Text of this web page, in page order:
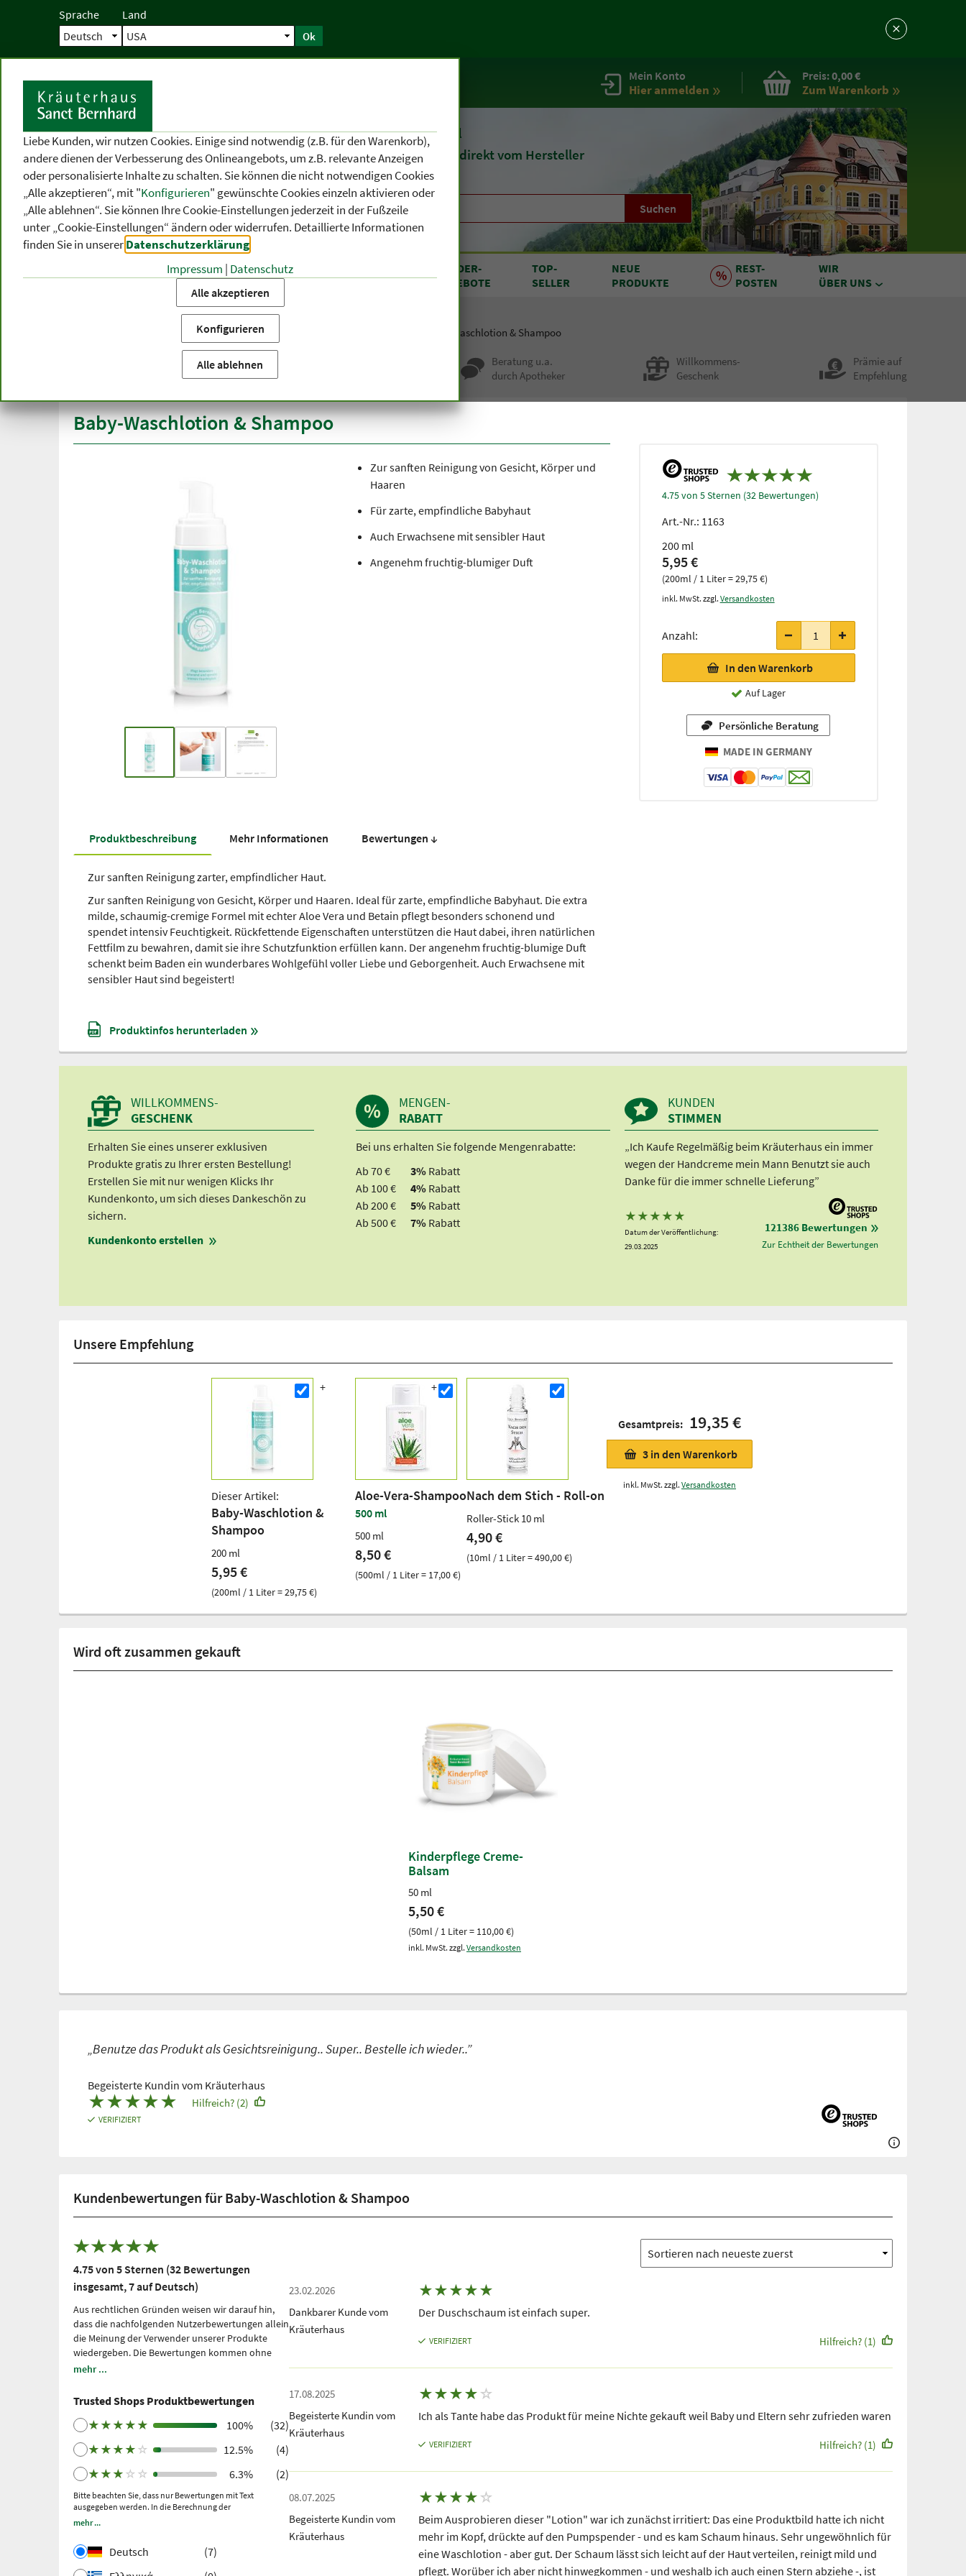
Sprache Land
Ok
Startseite Mein Konto
Hier anmelden
Preis:0,00 €
Zum Warenkorb
Seit 1903Naturheilmittel
undKosmetik direkt vom Hersteller
Suchen
KATEGORIEN
THEMEN-
BEREICHE
VON A BIS Z
SONDER-
ANGEBOTE
TOP-
SELLER
NEUE
PRODUKTE
REST-
POSTEN
WIR
ÜBER UNS
Startseite Produktkategorien
Baby-Waschlotion & Shampoo
Beratung u.a.
durch Apotheker
Willkommens-
Geschenk
Prämie auf
Empfehlung
Baby-Waschlotion & Shampoo
4.75 von 5 Sternen (32 Bewertungen)
Art.-Nr.: 1163
200 ml
5,95 €
(200ml / 1 Liter = 29,75 €)
inkl. MwSt. zzgl. Versandkosten
Anzahl:
In den Warenkorb
Auf Lager
Persönliche Beratung
Zur sanften Reinigung von Gesicht, Körper und
Haaren
Für zarte, empfindliche Babyhaut
Auch Erwachsene mit sensibler Haut
Angenehm fruchtig-blumiger Duft
Produkt­beschreibung Mehr Informationen Bewer­tungen ↓
Zur sanften Reinigung zarter, empfindlicher Haut.
Zur sanften Reinigung von Gesicht, Körper und Haaren. Ideal für zarte, empfindliche Babyhaut. Die extra
milde, schaumig-cremige Formel mit echter Aloe Vera und Betain pflegt besonders schonend und
spendet intensiv Feuchtigkeit. Rückfettende Eigenschaften unterstützen die Haut dabei, ihren natürlichen
Fettfilm zu bewahren, damit sie ihre Schutzfunktion erfüllen kann. Der angenehm fruchtig-blumige Duft
schenkt beim Baden ein wunderbares Wohlgefühl voller Liebe und Geborgenheit. Auch Erwachsene mit
sensibler Haut sind begeistert!
Produktinfos herunterladen
Unsere Empfehlung
Dieser Artikel:
Baby-Waschlotion &
Shampoo
200 ml
5,95 €
(200ml / 1 Liter = 29,75 €)
Aloe-Vera-Shampoo
500 ml
500 ml
8,50 €
(500ml / 1 Liter = 17,00 €)
Nach dem Stich - Roll-on
Roller-Stick 10 ml
4,90 €
(10ml / 1 Liter = 490,00 €)
Gesamtpreis: 19,35 €
3 in den Warenkorb
inkl. MwSt. zzgl. Versandkosten
Wird oft zusammen gekauft
Kinderpflege Creme-
Balsam
50 ml
5,50 €
(50ml / 1 Liter = 110,00 €)
inkl. MwSt. zzgl. Versandkosten
„Benutze das Produkt als Gesichtsreinigung.. Super.. Bestelle ich wieder..”
Begeisterte Kundin vom Kräuterhaus
★★★★★
VERIFIZIERT
Hilfreich? (2)
Kundenbewertungen für Baby-Waschlotion & Shampoo
4.75 von 5 Sternen (32 Bewertungen
insgesamt, 7 auf Deutsch)
Aus rechtlichen Gründen weisen wir darauf hin,
dass die nachfolgenden Nutzerbewertungen allein
die Meinung der Verwender unserer Produkte
wiedergeben. Die Bewertungen kommen ohne
unsere Einflussnahme zustande, wir geben sie
sie uns zu eigen zu machen. Bitte beachten Sie: Es
handelt sich um persönliche, individuelle
Erfahrungen, welche nicht durch Studien belegt
Dienstleister seit 2021 für die Einholung von
Bewertungen. Trusted Shops hat Maßnahmen
getroffen, um sicherzustellen, dass es sich um
echte Bewertungen handelt.Mehr Informationen
Ältere Bewertungen wurden über Trustpilot nach
einem getätigten Kauf und anschließender
mehr ...
Trusted Shops Produktbewertungen
★ ★ ★ ★ ★ 100%
(32)
★ ★ ★ ★ ☆ 12.5%
(4)
★ ★ ★ ☆ ☆ 6.3% (2)
Bitte beachten Sie, dass nur Bewertungen mit Text
ausgegeben werden. In die Berechnung der
Gesamtbewertung fließen auch Sternebewertungen ohne
mehr ...
Deutsch
(7)
23.02.2026
Dankbarer Kunde vom
Kräuterhaus
★★★★★
Der Duschschaum ist einfach super.
VERIFIZIERT Hilfreich? (1)
17.08.2025
Begeisterte Kundin vom
Kräuterhaus
★★★★ ☆
Ich als Tante habe das Produkt für meine Nichte gekauft weil Baby und Eltern sehr zufrieden waren
VERIFIZIERT Hilfreich? (1)
08.07.2025
Begeisterte Kundin vom
Kräuterhaus
★★★★ ☆
Beim Ausprobieren dieser "Lotion" war ich zunächst irritiert: Das eine Produktbild hatte ich nicht
mehr im Kopf, drückte auf den Pumpspender - und es kam Schaum hinaus. Sehr ungewöhnlich für
eine Waschlotion - aber gut. Der Schaum lässt sich leicht auf der Haut verteilen, reinigt mild und
pflegt. Worüber ich aber nicht hinwegkommen - und weshalb ich auch einen Stern abziehe -, ist
WILLKOMMENS-
GESCHENK
Erhalten Sie eines unserer exklusiven
Produkte gratis zu Ihrer ersten Bestellung!
Erstellen Sie mit nur wenigen Klicks Ihr
Kundenkonto, um sich dieses Dankeschön zu
sichern.
Kundenkonto erstellen
MENGEN-
RABATT
Bei uns erhalten Sie folgende Mengenrabatte:
Ab 70 €
3% Rabatt
Ab 100 €
4% Rabatt
Ab 200 €
5% Rabatt
Ab 500 €
7% Rabatt
KUNDEN
STIMMEN
„Ich Kaufe Regelmäßig beim Kräuterhaus ein immer
wegen der Handcreme mein Mann Benutzt sie auch
Danke für die immer schnelle Lieferung”
★ ★ ★ ★ ★
Datum der Veröffentlichung:
29.03.2025
121386 Bewertungen
Zur Echtheit der Bewertungen
Liebe Kunden, wir nutzen Cookies. Einige sind notwendig (z.B. für den Warenkorb),
andere dienen der Verbesserung des Onlineangebots, um z.B. relevante Anzeigen
oder personalisierte Inhalte zu schalten. Sie können die nicht notwendigen Cookies
„Alle akzeptieren“, mit "Konfigurieren" gewünschte Cookies einzeln aktivieren oder
„Alle ablehnen“. Sie können Ihre Cookie-Einstellungen jederzeit in der Fußzeile
unter „Cookie-Einstellungen“ ändern oder widerrufen. Detaillierte Informationen
finden Sie in unsererDatenschutzerklärung
Impressum | Datenschutz
Alle akzeptieren
Konfigurieren
Alle ablehnen